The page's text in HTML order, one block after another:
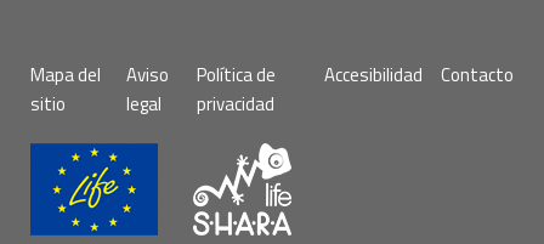
de
página
Mapa del
sitio
Aviso
legal
Política de
privacidad
Accesibilidad Contacto